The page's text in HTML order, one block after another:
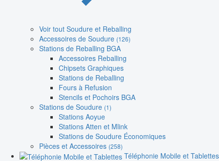
Voir tout Soudure et Reballing
Accessoires de Soudure (126)
Stations de Reballing BGA
Accessoires Reballing
Chipsets Graphiques
Stations de Reballing
Fours à Refusion
Stencils et Pochoirs BGA
Stations de Soudure (1)
Stations Aoyue
Stations Atten et Mlink
Stations de Soudure Économiques
Pièces et Accessoires (258)
Téléphonie Mobile et Tablettes